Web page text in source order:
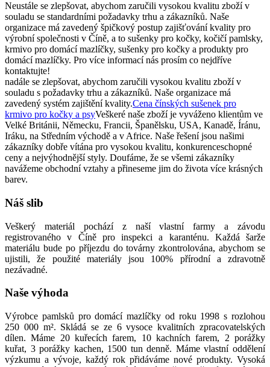
Neustále se zlepšovat, abychom zaručili vysokou kvalitu zboží v
souladu se standardními požadavky trhu a zákazníků. Naše
organizace má zavedený špičkový postup zajišťování kvality pro
výrobní společnosti v Číně, a to sušenky pro kočky, kočičí pamlsky,
krmivo pro domácí mazlíčky, sušenky pro kočky a produkty pro
domácí mazlíčky. Pro více informací nás prosím co nejdříve
kontaktujte!
nadále se zlepšovat, abychom zaručili vysokou kvalitu zboží v
souladu s požadavky trhu a zákazníků. Naše organizace má
zavedený systém zajištění kvality.Cena čínských sušenek pro
krmivo pro kočky a psyVeškeré naše zboží je vyváženo klientům ve
Velké Británii, Německu, Francii, Španělsku, USA, Kanadě, Íránu,
Iráku, na Středním východě a v Africe. Naše řešení jsou našimi
zákazníky dobře vítána pro vysokou kvalitu, konkurenceschopné
ceny a nejvýhodnější styly. Doufáme, že se všemi zákazníky
navážeme obchodní vztahy a přineseme jim do života více krásných
barev.
Náš slib
Veškerý materiál pochází z naší vlastní farmy a závodu
registrovaného v Číně pro inspekci a karanténu. Každá šarže
materiálu bude po příjezdu do továrny zkontrolována, abychom se
ujistili, že použité materiály jsou 100% přírodní a zdravotně
nezávadné.
Naše výhoda
Výrobce pamlsků pro domácí mazlíčky od roku 1998 s rozlohou
250 000 m². Skládá se ze 6 vysoce kvalitních zpracovatelských
dílen. Máme 20 kuřecích farem, 10 kachních farem, 2 porážky
kuřat, 3 porážky kachen, 1500 tun denně. Máme vlastní oddělení
výzkumu a vývoje, každý rok přidáváme nové produkty. Vysoká